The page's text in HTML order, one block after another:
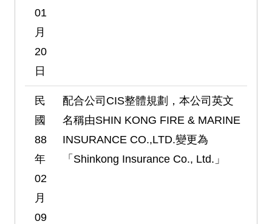
01
月
20
日
民
國
88
年
02
月
09
配合公司CIS整體規劃，本公司英文
名稱由SHIN KONG FIRE & MARINE
INSURANCE CO.,LTD.變更為
「Shinkong Insurance Co., Ltd.」